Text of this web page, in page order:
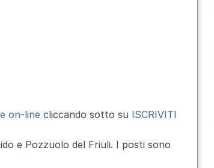
on-line cliccando sotto su ISCRIVITI
e Pozzuolo del Friuli. I posti sono